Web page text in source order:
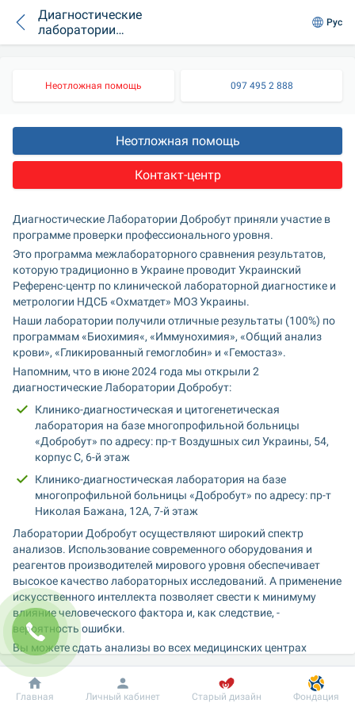
Диагностические
лаборатории
Добробут успешно
исследований
Рус
Неотложная помощь 097 495 2 888
Неотложная помощь
Контакт-центр
Диагностические Лаборатории Добробут приняли участие в
программе проверки профессионального уровня.
Это программа межлабораторного сравнения результатов,
которую традиционно в Украине проводит Украинский
Референс-центр по клинической лабораторной диагностике и
метрологии НДСБ «Охматдет» МОЗ Украины.
Наши лаборатории получили отличные результаты (100%) по
программам «Биохимия«, «Иммунохимия», «Общий анализ
крови», «Гликированный гемоглобин» и «Гемостаз».
Напомним, что в июне 2024 года мы открыли 2
диагностические Лаборатории Добробут:
Клинико-диагностическая и цитогенетическая
лаборатория на базе многопрофильной больницы
«Добробут» по адресу: пр-т Воздушных сил Украины, 54,
корпус С, 6-й этаж
Клинико-диагностическая лаборатория на базе
многопрофильной больницы «Добробут» по адресу: пр-т
Николая Бажана, 12А, 7-й этаж
Лаборатории Добробут осуществляют широкий спектр
анализов. Использование современного оборудования и
реагентов производителей мирового уровня обеспечивает
высокое качество лабораторных исследований. А применение
искусственного интеллекта позволяет свести к минимуму
влияние человеческого фактора и, как следствие, -
вероятность ошибки.
Вы можете сдать анализы во всех медицинских центрах
«Добробут». Результаты доступны в единой медицинской
информационной системе нашей сети. Cito-запросы (срочные)
обрабатываются круглосуточно в многопрофильных
Добробут Информация Пациенту
Главная Личный кабинет Старый дизайн Фондация